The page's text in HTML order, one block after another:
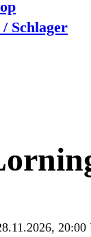
Schlager
20:00